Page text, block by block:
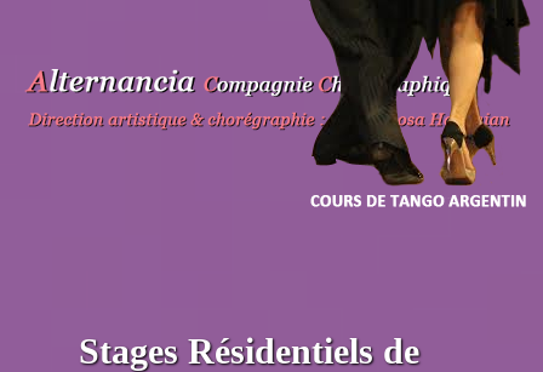
Stages Résidentiels de